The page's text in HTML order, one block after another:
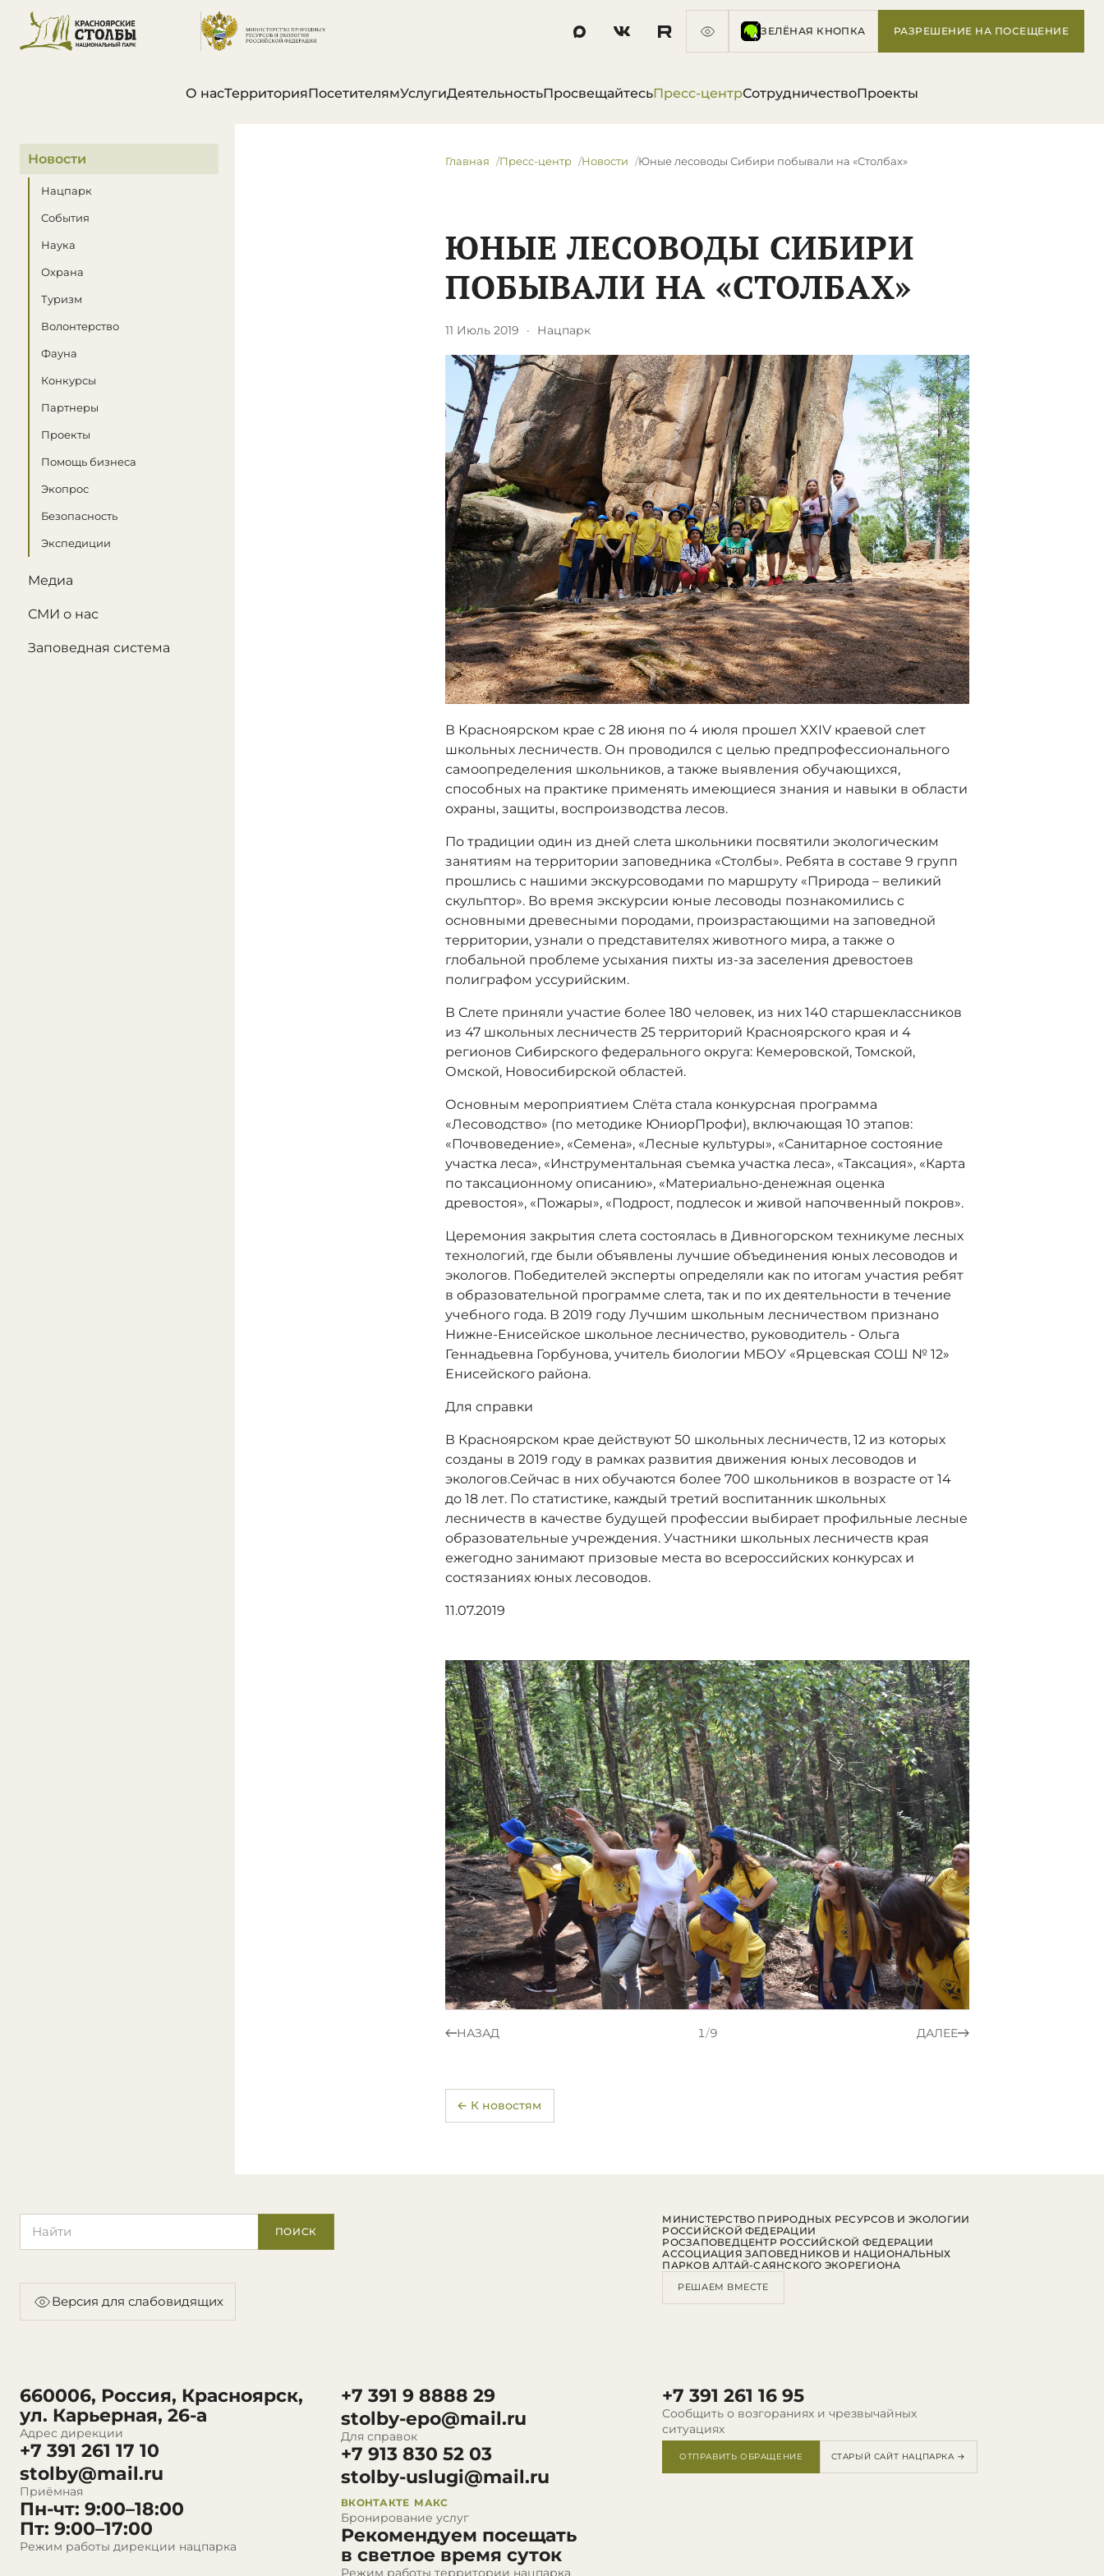
ЗЕЛЁНАЯ КНОПКА РАЗРЕШЕНИЕ НА ПОСЕЩЕНИЕ
О насТерриторияПосетителямУслугиДеятельностьПросвещайтесьПресс-центрСотрудничествоПроекты
В этом разделе
Новости
Нацпарк
События
Наука
Охрана
Туризм
Волонтерство
Фауна
Конкурсы
Партнеры
Проекты
Помощь бизнеса
Экопрос
Безопасность
Экспедиции
Медиа
СМИ о нас
Заповедная система
Главная Пресс-центр Новости ​Юные лесоводы Сибири побывали на «Столбах»
​ЮНЫЕ ЛЕСОВОДЫ СИБИРИ
ПОБЫВАЛИ НА «СТОЛБАХ»
11 Июль 2019 · Нацпарк
В Красноярском крае с 28 июня по 4 июля прошел XXIV краевой слет
школьных лесничеств. Он проводился с целью предпрофессионального
самоопределения школьников, а также выявления обучающихся,
способных на практике применять имеющиеся знания и навыки в области
охраны, защиты, воспроизводства лесов.
По традиции один из дней слета школьники посвятили экологическим
занятиям на территории заповедника «Столбы». Ребята в составе 9 групп
прошлись с нашими экскурсоводами по маршруту «Природа – великий
скульптор». Во время экскурсии юные лесоводы познакомились с
основными древесными породами, произрастающими на заповедной
территории, узнали о представителях животного мира, а также о
глобальной проблеме усыхания пихты из-за заселения древостоев
полиграфом уссурийским.
В Слете приняли участие более 180 человек, из них 140 старшеклассников
из 47 школьных лесничеств 25 территорий Красноярского края и 4
регионов Сибирского федерального округа: Кемеровской, Томской,
Омской, Новосибирской областей.
Основным мероприятием Слёта стала конкурсная программа
«Лесоводство» (по методике ЮниорПрофи), включающая 10 этапов:
«Почвоведение», «Семена», «Лесные культуры», «Санитарное состояние
участка леса», «Инструментальная съемка участка леса», «Таксация», «Карта
по таксационному описанию», «Материально-денежная оценка
древостоя», «Пожары», «Подрост, подлесок и живой напочвенный покров».
Церемония закрытия слета состоялась в Дивногорском техникуме лесных
технологий, где были объявлены лучшие объединения юных лесоводов и
экологов. Победителей эксперты определяли как по итогам участия ребят
в образовательной программе слета, так и по их деятельности в течение
учебного года. В 2019 году Лучшим школьным лесничеством признано
Нижне-Енисейское школьное лесничество, руководитель - Ольга
Геннадьевна Горбунова, учитель биологии МБОУ «Ярцевская СОШ № 12»
Енисейского района.
Для справки
В Красноярском крае действуют 50 школьных лесничеств, 12 из которых
созданы в 2019 году в рамках развития движения юных лесоводов и
экологов.Сейчас в них обучаются более 700 школьников в возрасте от 14
до 18 лет. По статистике, каждый третий воспитанник школьных
лесничеств в качестве будущей профессии выбирает профильные лесные
образовательные учреждения. Участники школьных лесничеств края
ежегодно занимают призовые места во всероссийских конкурсах и
состязаниях юных лесоводов.
11.07.2019
НАЗАД 1/9 ДАЛЕЕ
← К новостям
ПОИСК
Версия для слабовидящих
660006, Россия, Красноярск,
ул. Карьерная, 26-а
Адрес дирекции
+7 391 261 17 10
stolby@mail.ru
Приёмная
Пн-чт: 9:00–18:00
Пт: 9:00–17:00
Режим работы дирекции нацпарка
+7 391 9 8888 29
stolby-epo@mail.ru
Для справок
+7 913 830 52 03
stolby-uslugi@mail.ru
ВКОНТАКТЕ МАКС
Бронирование услуг
Рекомендуем посещать
в светлое время суток
Режим работы территории нацпарка
+7 391 261 16 95
Сообщить о возгораниях и чрезвычайных
ситуациях
ОТПРАВИТЬ ОБРАЩЕНИЕ СТАРЫЙ САЙТ НАЦПАРКА →
МИНИСТЕРСТВО ПРИРОДНЫХ РЕСУРСОВ И ЭКОЛОГИИ
РОССИЙСКОЙ ФЕДЕРАЦИИ
РОСЗАПОВЕДЦЕНТР РОССИЙСКОЙ ФЕДЕРАЦИИ
АССОЦИАЦИЯ ЗАПОВЕДНИКОВ И НАЦИОНАЛЬНЫХ
ПАРКОВ АЛТАЙ-САЯНСКОГО ЭКОРЕГИОНА
РЕШАЕМ ВМЕСТЕ